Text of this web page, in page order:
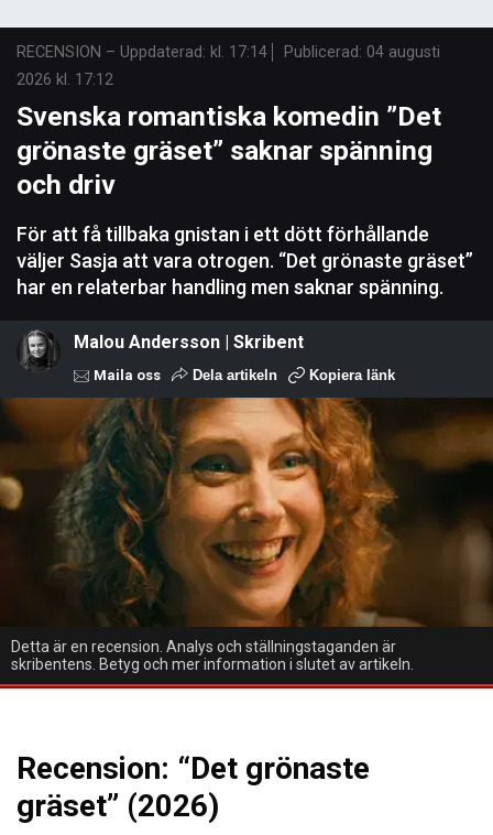
RECENSION – Uppdaterad: kl. 17:14 Publicerad: 04 augusti
2026 kl. 17:12
Svenska romantiska komedin ”Det
grönaste gräset” saknar spänning
och driv
För att få tillbaka gnistan i ett dött förhållande
väljer Sasja att vara otrogen. “Det grönaste gräset”
har en relaterbar handling men saknar spänning.
Malou Andersson | Skribent
Maila oss Dela artikeln Kopiera länk
Detta är en recension. Analys och ställningstaganden är
skribentens. Betyg och mer information i slutet av artikeln.
Recension: “Det grönaste
gräset” (2026)